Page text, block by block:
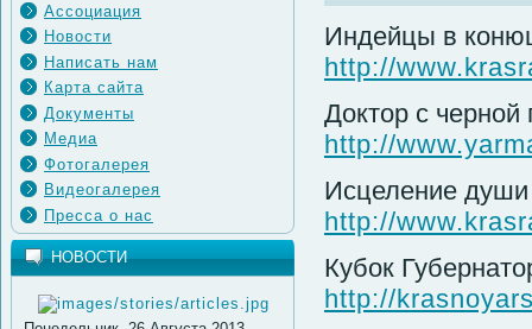
Ассоциация
Новости
Написать нам
Карта сайта
Документы
Медиа
Фотогалерея
Видеогалерея
Пресса о нас
НОВОСТИ
Индейцы в
http://
Доктор с черной
http://
Исцеление
http://
Кубок
http://